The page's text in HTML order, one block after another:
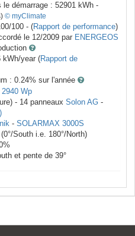
le démarrage : 52901 kWh -
© myClimate
100 - (Rapport de performance)
le 12/2009 par ENERGEOS
kWh/year (Rapport de
: 0.24% sur l'année
2940 Wp
- 14 panneaux Solon AG -
- SOLARMAX 3000S
(0°/South i.e. 180°/North)
%
et pente de 39°